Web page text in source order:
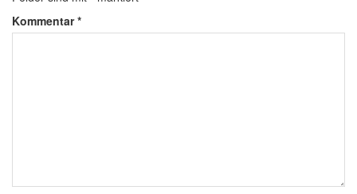
Kommentar*